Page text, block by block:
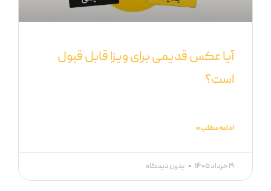
آیا عکس قدیمی برای ویزا قابل قبول
است؟
ادامه مطلب »
۱۹ خرداد ۱۴۰۵ بدون دیدگاه